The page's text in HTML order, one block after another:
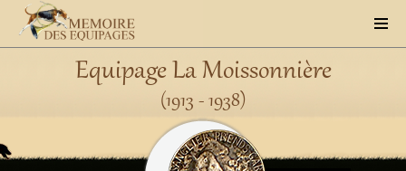
Equipage La Moissonnière
(1913 - 1938)